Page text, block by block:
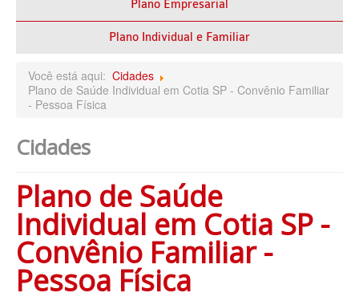
ALLIANZ PLANO DE SAÚDE EMPRESARIAL
AMEPLAN PLANO DE SAÚDE EMPRESARIAL
BIO SAÚDE PLANO DE SAÚDE EMPRESARIAL
BLUE MED PLANO DE SAÚDE EMPRESARIAL
BRADESCO PLANO DE SAÚDE EMPRESARIAL
CAIXA PLANO DE SAÚDE EMPRESARIAL
CLASSES PLANO DE SAÚDE EMPRESARIAL
CUIDAR ME PLANO DE SAÚDE EMPRESARIAL
Plano Empresarial
Plano Individual e Familiar
Você está aqui: Cidades
Plano de Saúde Individual em Cotia SP - Convênio Familiar
- Pessoa Física
Cidades
Plano de Saúde
Individual em Cotia SP -
Convênio Familiar -
Pessoa Física